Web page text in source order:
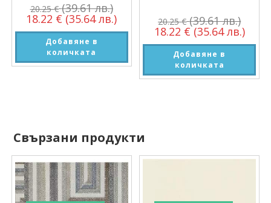
20.25€ (39.61 лв.)
18.22 € (35.64 лв.)
Добавяне в
количката
20.25€ (39.61 лв.)
18.22 € (35.64 лв.)
Добавяне в
количката
Свързани продукти